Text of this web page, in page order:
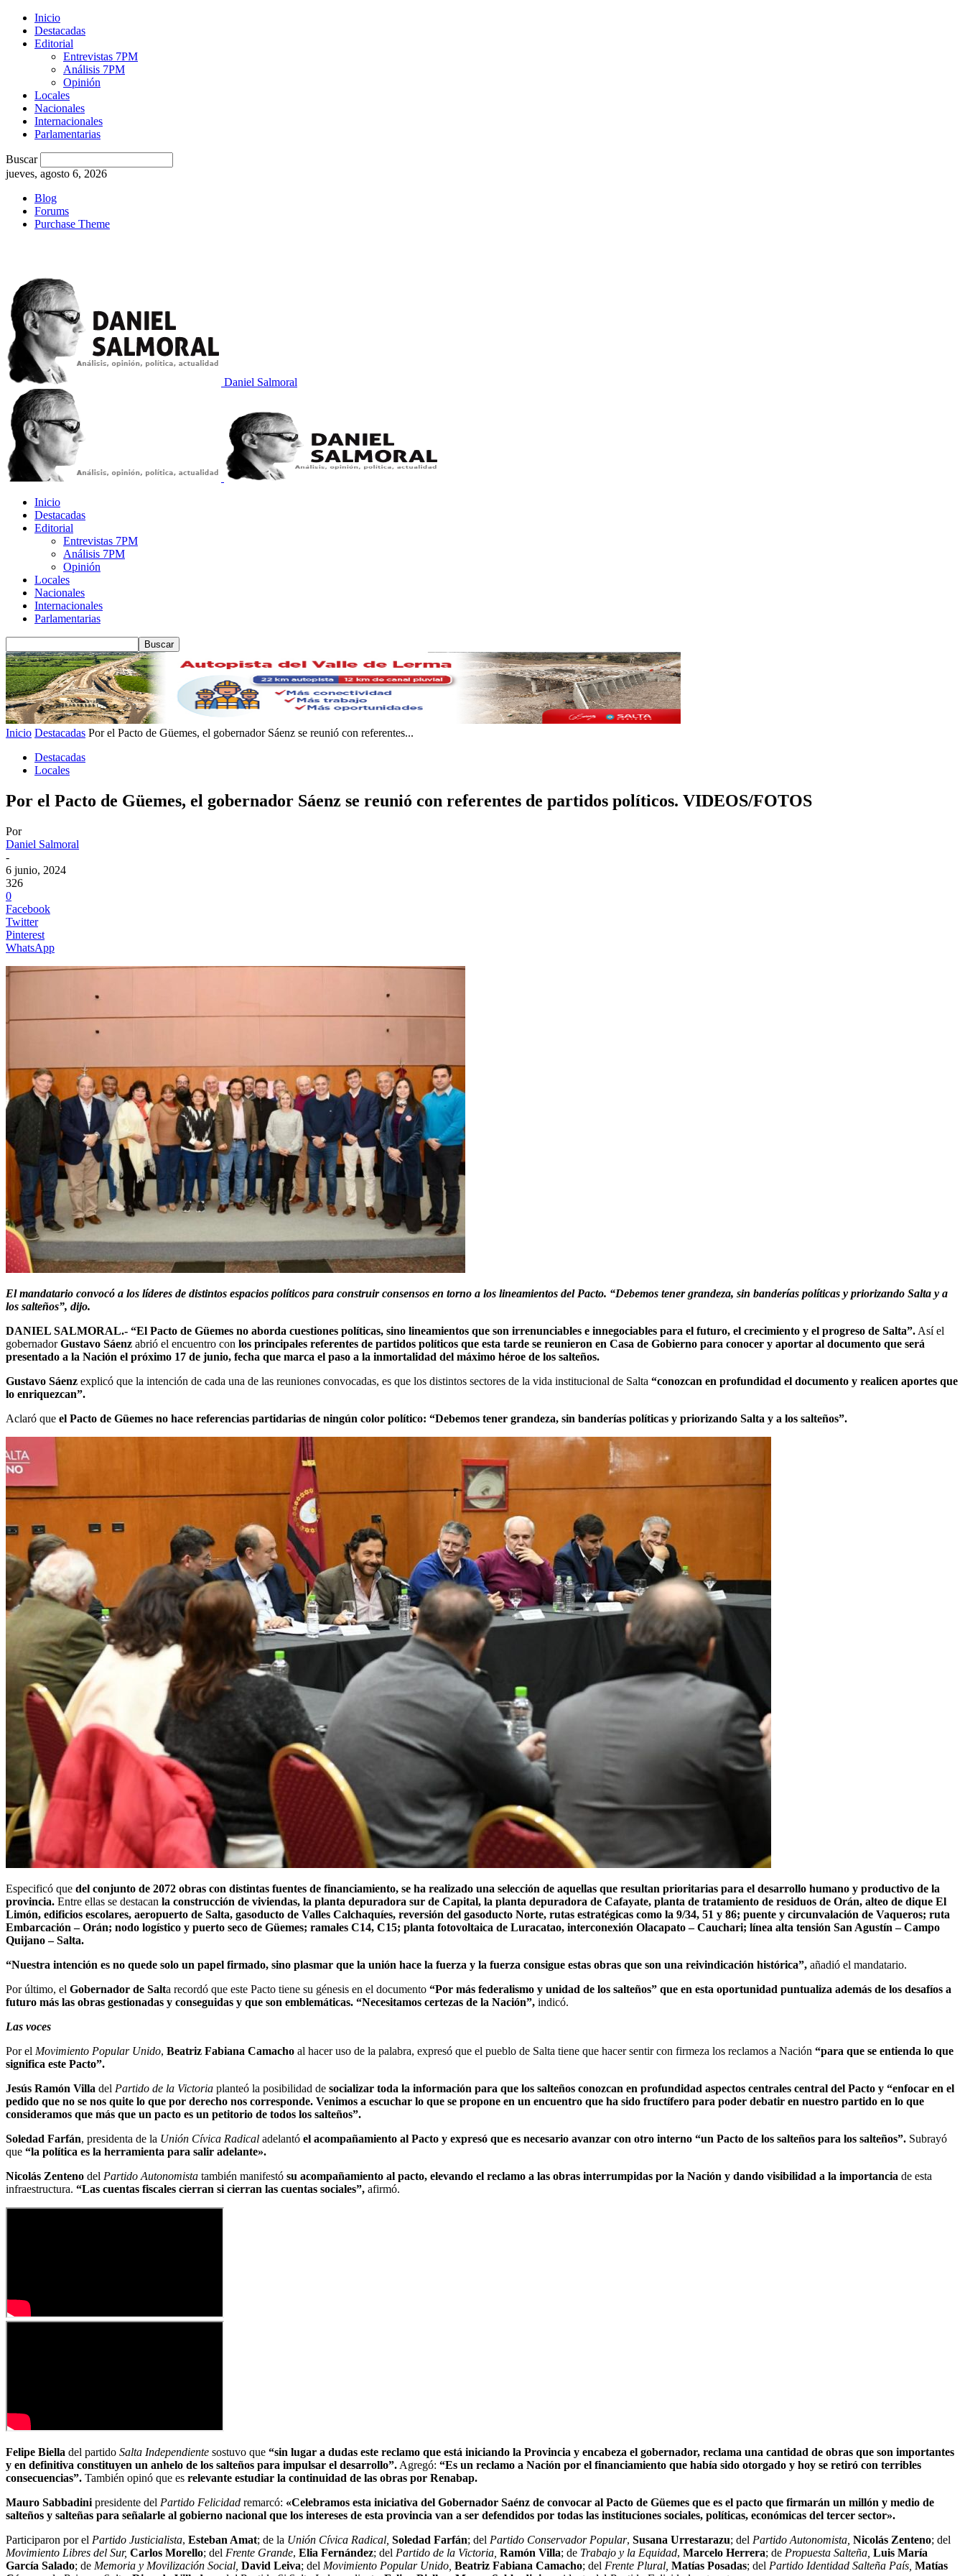
Inicio
Destacadas
Editorial
Entrevistas 7PM
Análisis 7PM
Opinión
Locales
Nacionales
Internacionales
Parlamentarias
Buscar
jueves, agosto 6, 2026
Blog
Forums
Purchase Theme
Daniel Salmoral
Inicio
Destacadas
Editorial
Entrevistas 7PM
Análisis 7PM
Opinión
Locales
Nacionales
Internacionales
Parlamentarias
Inicio Destacadas Por el Pacto de Güemes, el gobernador Sáenz se reunió con referentes...
Destacadas
Locales
Por el Pacto de Güemes, el gobernador Sáenz se reunió con referentes de partidos políticos. VIDEOS/FOTOS
Por
Daniel Salmoral
-
6 junio, 2024
326
0
Facebook
Twitter
Pinterest
WhatsApp
El mandatario convocó a los líderes de distintos espacios políticos para construir consensos en torno a los lineamientos del Pacto. “Debemos tener grandeza, sin banderías políticas y priorizando Salta y a
los salteños”, dijo.
DANIEL SALMORAL.- “El Pacto de Güemes no aborda cuestiones políticas, sino lineamientos que son irrenunciables e innegociables para el futuro, el crecimiento y el progreso de Salta”. Así el
gobernadorGustavo Sáenz abrió el encuentro con los principales referentes de partidos políticos que esta tarde se reunieron en Casa de Gobierno para conocer y aportar al documento que será
presentado a la Nación el próximo 17 de junio, fecha que marca el paso a la inmortalidad del máximo héroe de los salteños.
Gustavo Sáenz explicó que la intención de cada una de las reuniones convocadas, es que los distintos sectores de la vida institucional de Salta “conozcan en profundidad el documento y realicen aportes que
lo enriquezcan”.
Aclaró que el Pacto de Güemes no hace referencias partidarias de ningún color político: “Debemos tener grandeza, sin banderías políticas y priorizando Salta y a los salteños”.
Especificó que del conjunto de 2072 obras con distintas fuentes de financiamiento, se ha realizado una selección de aquellas que resultan prioritarias para el desarrollo humano y productivo de la
provincia. Entre ellas se destacan la construcción de viviendas, la planta depuradora sur de Capital, la planta depuradora de Cafayate, planta de tratamiento de residuos de Orán, alteo de dique El
Limón, edificios escolares, aeropuerto de Salta, gasoducto de Valles Calchaquíes, reversión del gasoducto Norte, rutas estratégicas como la 9/34, 51 y 86; puente y circunvalación de Vaqueros; ruta
Embarcación – Orán; nodo logístico y puerto seco de Güemes; ramales C14, C15; planta fotovoltaica de Luracatao, interconexión Olacapato – Cauchari; línea alta tensión San Agustín – Campo
Quijano – Salta.
“Nuestra intención es no quede solo un papel firmado, sino plasmar que la unión hace la fuerza y la fuerza consigue estas obras que son una reivindicación histórica”, añadió el mandatario.
Por último, el Gobernador de Salta recordó que este Pacto tiene su génesis en el documento “Por más federalismo y unidad de los salteños” que en esta oportunidad puntualiza además de los desafíos a
futuro más las obras gestionadas y conseguidas y que son emblemáticas. “Necesitamos certezas de la Nación”, indicó.
Las voces
Por el Movimiento Popular Unido, Beatriz Fabiana Camacho al hacer uso de la palabra, expresó que el pueblo de Salta tiene que hacer sentir con firmeza los reclamos a Nación “para que se entienda lo que
significa este Pacto”.
Jesús Ramón Villa del Partido de la Victoria planteó la posibilidad de socializar toda la información para que los salteños conozcan en profundidad aspectos centrales central del Pacto y “enfocar en el
pedido que no se nos quite lo que por derecho nos corresponde. Venimos a escuchar lo que se propone en un encuentro que ha sido fructífero para poder debatir en nuestro partido en lo que
consideramos que más que un pacto es un petitorio de todos los salteños”.
Soledad Farfán, presidenta de la Unión Cívica Radical adelantó el acompañamiento al Pacto y expresó que es necesario avanzar con otro interno “un Pacto de los salteños para los salteños”. Subrayó
que “la política es la herramienta para salir adelante».
Nicolás Zenteno del Partido Autonomista también manifestó su acompañamiento al pacto, elevando el reclamo a las obras interrumpidas por la Nación y dando visibilidad a la importancia de esta
infraestructura. “Las cuentas fiscales cierran si cierran las cuentas sociales”, afirmó.
Felipe Biella del partido Salta Independiente sostuvo que “sin lugar a dudas este reclamo que está iniciando la Provincia y encabeza el gobernador, reclama una cantidad de obras que son importantes
y en definitiva constituyen un anhelo de los salteños para impulsar el desarrollo”. Agregó: “Es un reclamo a Nación por el financiamiento que había sido otorgado y hoy se retiró con terribles
consecuencias”. También opinó que es relevante estudiar la continuidad de las obras por Renabap.
Mauro Sabbadini presidente del Partido Felicidad remarcó: «Celebramos esta iniciativa del Gobernador Saénz de convocar al Pacto de Güemes que es el pacto que firmarán un millón y medio de
salteños y salteñas para señalarle al gobierno nacional que los intereses de esta provincia van a ser defendidos por todas las instituciones sociales, políticas, económicas del tercer sector».
Participaron por el Partido Justicialista, Esteban Amat; de la Unión Cívica Radical, Soledad Farfán; del Partido Conservador Popular, Susana Urrestarazu; del Partido Autonomista, Nicolás Zenteno; del
Movimiento Libres del Sur, Carlos Morello; del Frente Grande, Elia Fernández; del Partido de la Victoria, Ramón Villa; de Trabajo y la Equidad, Marcelo Herrera; de Propuesta Salteña, Luis María
García Salado; de Memoria y Movilización Social, David Leiva; del Movimiento Popular Unido, Beatriz Fabiana Camacho; del Frente Plural, Matías Posadas; del Partido Identidad Salteña País, Matías